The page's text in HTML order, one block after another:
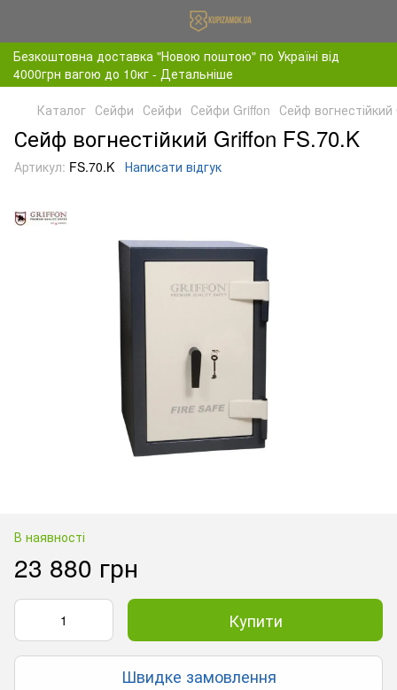
Безкоштовна доставка "Новою поштою" по Україні від
4000грн вагою до 10кг - Детальніше
Каталог Сейфи Сейфи Сейфи Griffon Сейф
Сейф вогнестійкий Griffon FS.70.K
Артикул: FS.70.K Написати відгук
В наявності
23 880 грн
Купити
Швидке замовлення